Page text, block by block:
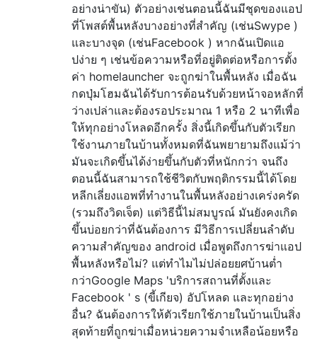
อย่างน่าขัน) ตัวอย่างเช่นตอนนี้ฉันมีชุดของแอป
ที่โพสต์พื้นหลังบางอย่างที่สำคัญ (เช่นSwype )
และบางจุด (เช่นFacebook ) หากฉันเปิดแอ
ปง่าย ๆ เช่นข้อความหรือที่อยู่ติดต่อหรือการตั้ง
ค่า homelauncher จะถูกฆ่าในพื้นหลัง เมื่อฉัน
กดปุ่มโฮมฉันได้รับการต้อนรับด้วยหน้าจอหลักที่
ว่างเปล่าและต้องรอประมาณ 1 หรือ 2 นาทีเพื่อ
ให้ทุกอย่างโหลดอีกครั้ง สิ่งนี้เกิดขึ้นกับตัวเรียก
ใช้งานภายในบ้านทั้งหมดที่ฉันพยายามถึงแม้ว่า
มันจะเกิดขึ้นได้ง่ายขึ้นกับตัวที่หนักกว่า จนถึง
ตอนนี้ฉันสามารถใช้ชีวิตกับพฤติกรรมนี้ได้โดย
หลีกเลี่ยงแอพที่ทำงานในพื้นหลังอย่างเคร่งครัด
(รวมถึงวิดเจ็ต) แต่วิธีนี้ไม่สมบูรณ์ มันยังคงเกิด
ขึ้นบ่อยกว่าที่ฉันต้องการ มีวิธีการเปลี่ยนลำดับ
ความสำคัญของ android เมื่อพูดถึงการฆ่าแอป
พื้นหลังหรือไม่? แต่ทำไมไม่ปล่อยยศบ้านต่ำ
กว่าGoogle Maps 'บริการสถานที่ตั้งและ
Facebook ' s (ขี้เกียจ) อัปโหลด และทุกอย่าง
อื่น? ฉันต้องการให้ตัวเรียกใช้ภายในบ้านเป็นสิ่ง
สุดท้ายที่ถูกฆ่าเมื่อหน่วยความจำเหลือน้อยหรือ